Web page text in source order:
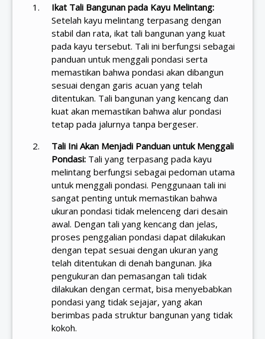
Ikat Tali Bangunan pada Kayu Melintang:
Setelah kayu melintang terpasang dengan
stabil dan rata, ikat tali bangunan yang kuat
pada kayu tersebut. Tali ini berfungsi sebagai
panduan untuk menggali pondasi serta
memastikan bahwa pondasi akan dibangun
sesuai dengan garis acuan yang telah
ditentukan. Tali bangunan yang kencang dan
kuat akan memastikan bahwa alur pondasi
tetap pada jalurnya tanpa bergeser.
Tali Ini Akan Menjadi Panduan untuk Menggali
Pondasi: Tali yang terpasang pada kayu
melintang berfungsi sebagai pedoman utama
untuk menggali pondasi. Penggunaan tali ini
sangat penting untuk memastikan bahwa
ukuran pondasi tidak melenceng dari desain
awal. Dengan tali yang kencang dan jelas,
proses penggalian pondasi dapat dilakukan
dengan tepat sesuai dengan ukuran yang
telah ditentukan di denah bangunan. Jika
pengukuran dan pemasangan tali tidak
dilakukan dengan cermat, bisa menyebabkan
pondasi yang tidak sejajar, yang akan
berimbas pada struktur bangunan yang tidak
kokoh.